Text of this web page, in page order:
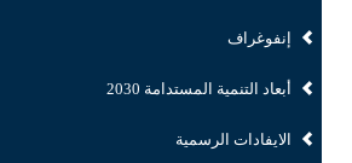
إنفوغراف
أبعاد التنمية المستدامة 2030
الايفادات الرسمية